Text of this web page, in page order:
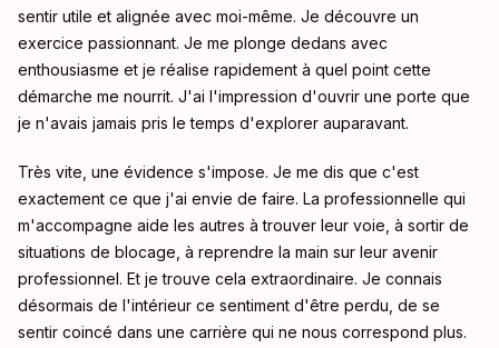
sentir utile et alignée avec moi-même. Je découvre un
exercice passionnant. Je me plonge dedans avec
enthousiasme et je réalise rapidement à quel point cette
démarche me nourrit. J'ai l'impression d'ouvrir une porte que
je n'avais jamais pris le temps d'explorer auparavant.
Très vite, une évidence s'impose. Je me dis que c'est
exactement ce que j'ai envie de faire. La professionnelle qui
m'accompagne aide les autres à trouver leur voie, à sortir de
situations de blocage, à reprendre la main sur leur avenir
professionnel. Et je trouve cela extraordinaire. Je connais
désormais de l'intérieur ce sentiment d'être perdu, de se
sentir coincé dans une carrière qui ne nous correspond plus.